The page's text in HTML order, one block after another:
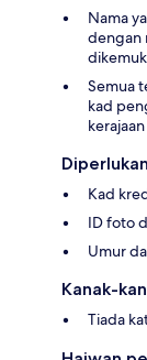
Nama
dengan
Semua
kad
Kad
ID foto
Umur
Kanak-
Tiada